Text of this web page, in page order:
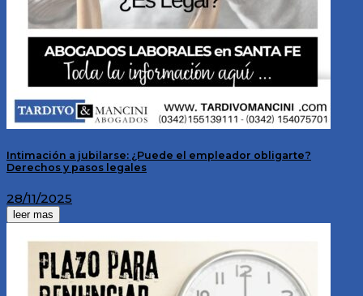
Intimación a jubilarse: ¿Puede el empleador obligarte?
Derechos y pasos legales
28/11/2025
leer mas